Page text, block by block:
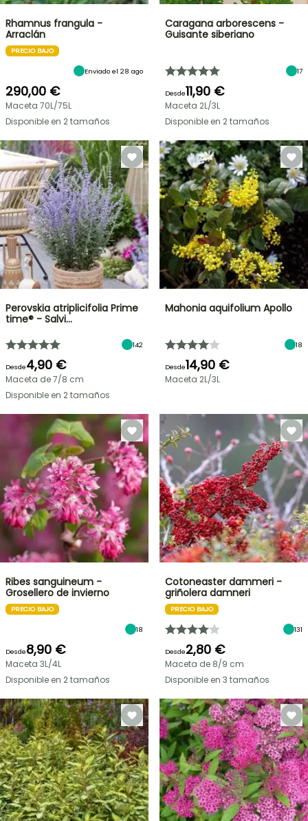
Rhamnus frangula -
Arraclán
PRECIO BAJO
Enviado el 28 ago
290,00 €
Maceta 70L/75L
Disponible en 2 tamaños
Caragana arborescens -
Guisante siberiano
17
Desde11,90 €
Maceta 2L/3L
Disponible en 2 tamaños
Perovskia atriplicifolia Prime
time® - Salvi…
142
Desde4,90 €
Maceta de 7/8 cm
Disponible en 2 tamaños
Mahonia aquifolium Apollo
18
Desde14,90 €
Maceta 2L/3L
Ribes sanguineum -
Grosellero de invierno
PRECIO BAJO
18
Desde8,90 €
Maceta 3L/4L
Disponible en 2 tamaños
Cotoneaster dammeri -
griñolera damneri
PRECIO BAJO
131
Desde2,80 €
Maceta de 8/9 cm
Disponible en 3 tamaños